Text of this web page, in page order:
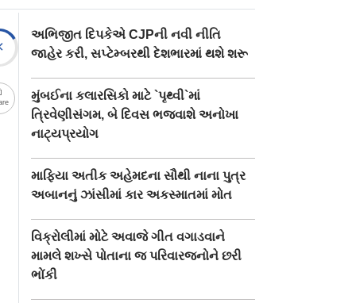
અભિજીત દિપકેએ CJPની નવી નીતિ
જાહેર કરી, સપ્ટેમ્બરથી દેશભારમાં થશે શરૂ
મુંબઈના કલારસિકો માટે `પૃથ્વી`માં
ત્રિવેણીસંગમ, બે દિવસ ભજવાશે અનોખા
નાટ્યપ્રયોગ
માફિયા અતીક અહેમદના સૌથી નાના પુત્ર
અબાનનું ઝાંસીમાં કાર અકસ્માતમાં મોત
વિક્રોલીમાં મોટે અવાજે ગીત વગાડવાને
મામલે શખ્સે પોતાના જ પરિવારજનોને છરી
ભોંકી